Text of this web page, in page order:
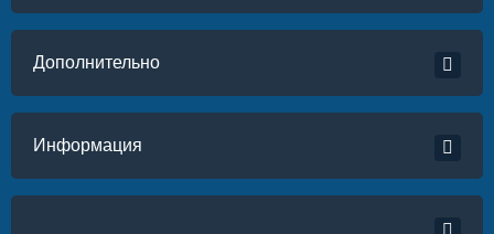
Дополнительно
Информация